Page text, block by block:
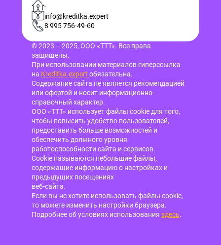
-
info@kreditka.expert
8 995 756-49-60
© 2023 – 2025, ООО «ТТТ». Все права
защищены.
При использовании материалов гиперссылка
на Kreditka.expert обязательна.
Содержание сайта не является рекомендацией
или офертой и носит информационно-
справочный характер.
ООО «ТТТ» использует файлы cookie для того,
чтобы повысить удобство пользователей,
предоставить больше возможностей и
обеспечить должного уровня
работоспособности сайта и сервисов.
Cookie называются небольшие файлы,
содержащие информацию о настройках и
предыдущих посещениях
веб-сайта.
Если вы не хотите использовать файлы cookie,
то можете изменить настройки браузера.
Подробнее об условиях использования здесь.